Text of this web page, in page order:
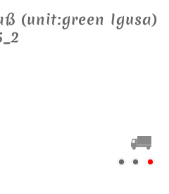
(unit:green Igusa)